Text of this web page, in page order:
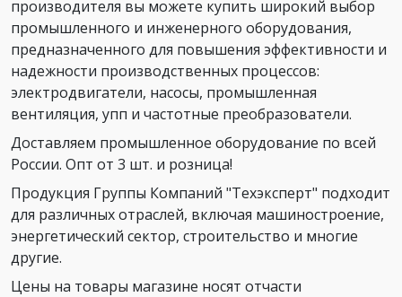
производителя вы можете купить широкий выбор
промышленного и инженерного оборудования,
предназначенного для повышения эффективности и
надежности производственных процессов:
электродвигатели, насосы, промышленная
вентиляция, упп и частотные преобразователи.
Доставляем промышленное оборудование по всей
России. Опт от 3 шт. и розница!
Продукция Группы Компаний "Техэксперт" подходит
для различных отраслей, включая машиностроение,
энергетический сектор, строительство и многие
другие.
Цены на товары магазине носят отчасти